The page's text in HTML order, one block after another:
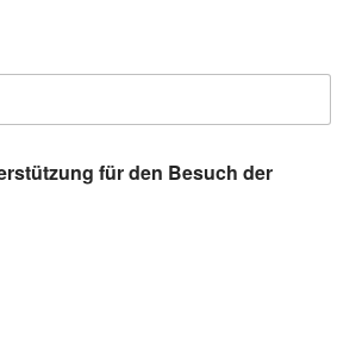
für den Besuch der